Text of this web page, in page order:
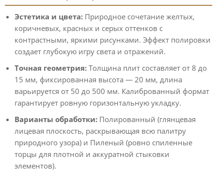
Эстетика и цвета: Природное сочетание желтых,
коричневых, красных и серых оттенков с
контрастными, яркими рисунками. Эффект полировки
создает глубокую игру света и отражений.
Точная геометрия: Толщина плит составляет от 8 до
15 мм, фиксированная высота — 20 мм, длина
варьируется от 50 до 500 мм. Калиброванный формат
гарантирует ровную горизонтальную укладку.
Варианты обработки: Полированный (глянцевая
лицевая плоскость, раскрывающая всю палитру
природного узора) и Пиленый (ровно спиленные
торцы для плотной и аккуратной стыковки
элементов).